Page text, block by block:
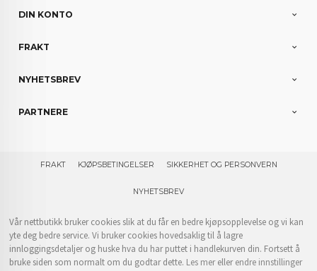
DIN KONTO
FRAKT
NYHETSBREV
PARTNERE
FRAKT KJØPSBETINGELSER SIKKERHET OG PERSONVERN
NYHETSBREV
Vår nettbutikk bruker cookies slik at du får en bedre kjøpsopplevelse og vi kan
yte deg bedre service. Vi bruker cookies hovedsaklig til å lagre
innloggingsdetaljer og huske hva du har puttet i handlekurven din. Fortsett å
bruke siden som normalt om du godtar dette. Les merellerendre innstillinger